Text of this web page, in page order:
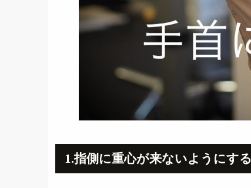
1.指側に重心が来ないようにする